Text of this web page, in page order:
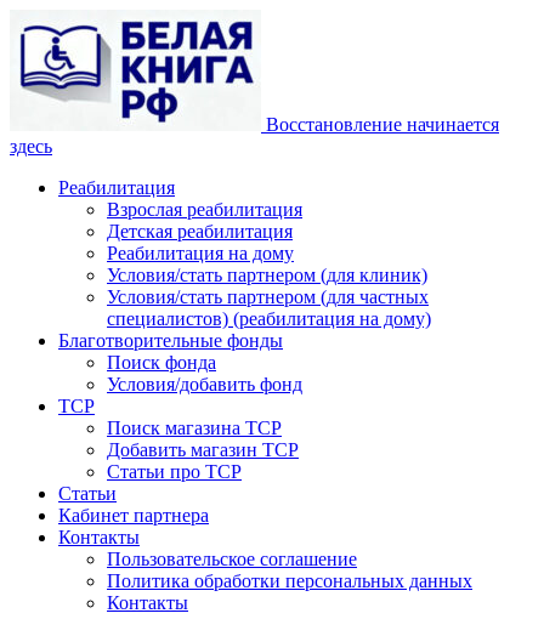
Восстановление начинается
здесь
Реабилитация
Взрослая реабилитация
Детская реабилитация
Реабилитация на дому
Условия/стать партнером (для клиник)
Условия/стать партнером (для частных
специалистов) (реабилитация на дому)
Благотворительные фонды
Поиск фонда
Условия/добавить фонд
ТСР
Поиск магазина ТСР
Добавить магазин ТСР
Статьи про ТСР
Статьи
Кабинет партнера
Контакты
Пользовательское соглашение
Политика обработки персональных данных
Контакты